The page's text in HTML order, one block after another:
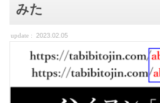
みた
2023.02.05